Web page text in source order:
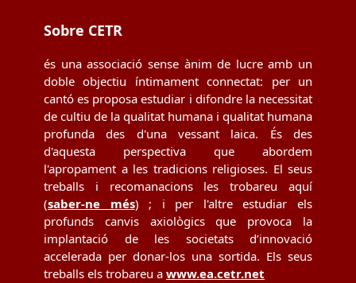
Sobre CETR
és una associació sense ànim de lucre amb un
doble objectiu íntimament connectat: per un
cantó es proposa estudiar i difondre la necessitat
de cultiu de la qualitat humana i qualitat humana
profunda des d'una vessant laica. És des
d'aquesta perspectiva que abordem
l'apropament a les tradicions religioses. El seus
treballs i recomanacions les trobareu aquí
(saber-ne més) ; i per l'altre estudiar els
profunds canvis axiològics que provoca la
implantació de les societats d’innovació
accelerada per donar-los una sortida. Els seus
treballs els trobareu a www.ea.cetr.net